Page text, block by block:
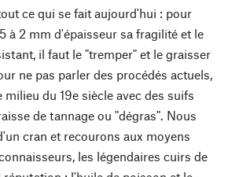
ce qui se fait aujourd'hui : pour
à 2 mm d'épaisseur sa fragilité et le
il faut le "tremper" et le graisser
ne pas parler des procédés actuels,
milieu du 19e siècle avec des suifs
de tannage ou "dégras". Nous
cran et recourons aux moyens
les légendaires cuirs de